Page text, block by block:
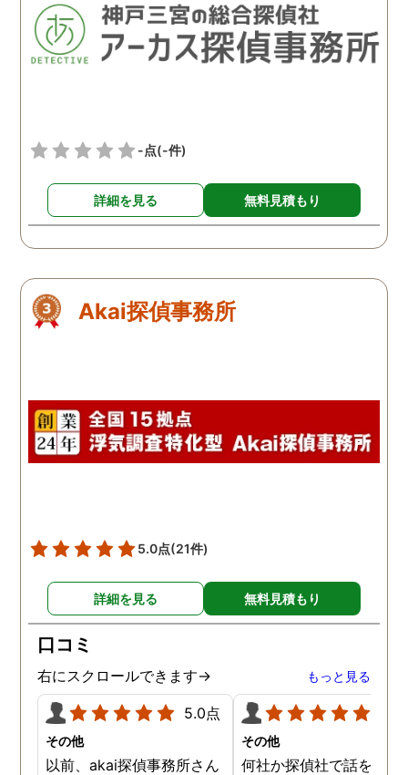
-点(-件)
詳細を見る 無料見積もり
Akai探偵事務所
5.0点(21件)
詳細を見る 無料見積もり
口コミ
右にスクロールできます→ もっと見る
5.0点
その他
以前、akai探偵事務所さん
その他
何社か探偵社で話を聞き